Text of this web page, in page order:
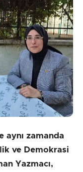
aynı zamanda
ve Demokrasi
Yazmacı,